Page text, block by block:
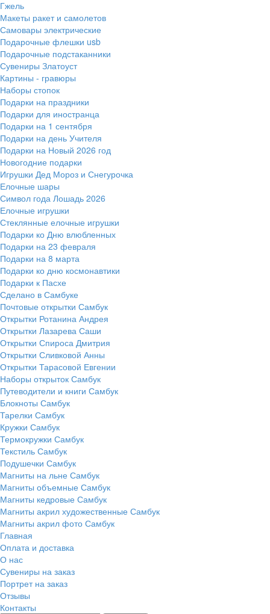
Гжель
Макеты ракет и самолетов
Самовары электрические
Подарочные флешки usb
Подарочные подстаканники
Сувениры Златоуст
Картины - гравюры
Наборы стопок
Подарки на праздники
Подарки для иностранца
Подарки на 1 сентября
Подарки на день Учителя
Подарки на Новый 2026 год
Новогодние подарки
Игрушки Дед Мороз и Снегурочка
Елочные шары
Символ года Лошадь 2026
Елочные игрушки
Стеклянные елочные игрушки
Подарки ко Дню влюбленных
Подарки на 23 февраля
Подарки на 8 марта
Подарки ко дню космонавтики
Подарки к Пасхе
Сделано в Самбуке
Почтовые открытки Самбук
Открытки Ротанина Андрея
Открытки Лазарева Саши
Открытки Спироса Дмитрия
Открытки Сливковой Анны
Открытки Тарасовой Евгении
Наборы открыток Самбук
Путеводители и книги Самбук
Блокноты Самбук
Тарелки Самбук
Кружки Самбук
Термокружки Самбук
Текстиль Самбук
Подушечки Самбук
Магниты на льне Самбук
Магниты объемные Самбук
Магниты кедровые Самбук
Магниты акрил художественные Самбук
Магниты акрил фото Самбук
Главная
Оплата и доставка
О нас
Сувениры на заказ
Портрет на заказ
Отзывы
Контакты